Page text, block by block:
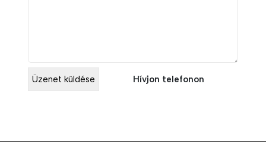
Hívjon telefonon